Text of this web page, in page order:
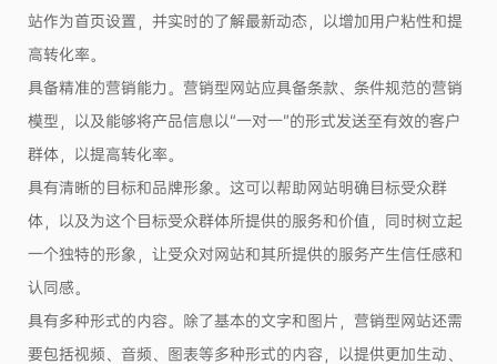
站作为首页设置，并实时的了解最新动态，以增加用户粘性和提
高转化率。
具备精准的营销能力。营销型网站应具备条款、条件规范的营销
模型，以及能够将产品信息以“一对一”的形式发送至有效的客户
群体，以提高转化率。
具有清晰的目标和品牌形象。这可以帮助网站明确目标受众群
体，以及为这个目标受众群体所提供的服务和价值，同时树立起
一个独特的形象，让受众对网站和其所提供的服务产生信任感和
认同感。
具有多种形式的内容。除了基本的文字和图片，营销型网站还需
要包括视频、音频、图表等多种形式的内容，以提供更加生动、